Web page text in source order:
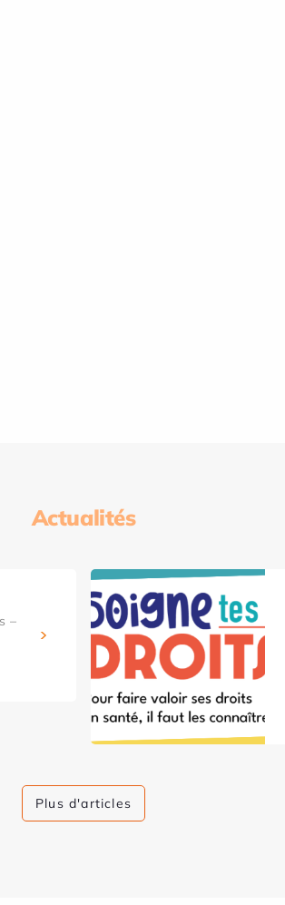
Actualités
–
Plus d'articles